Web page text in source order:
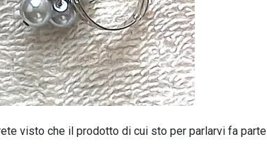
visto che il prodotto di cui sto per parlarvi fa parte